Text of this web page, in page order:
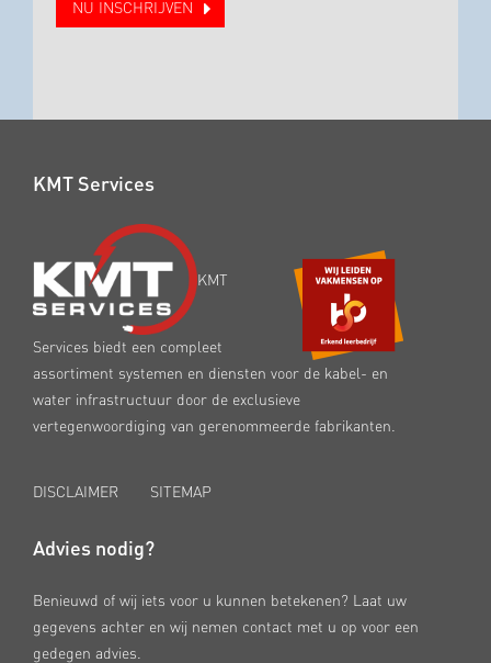
NU INSCHRIJVEN
KMT Services
KMT
Services biedt een compleet
assortiment systemen en diensten voor de kabel- en
water infrastructuur door de exclusieve
vertegenwoordiging van gerenommeerde fabrikanten.
DISCLAIMER SITEMAP
Advies nodig?
Benieuwd of wij iets voor u kunnen betekenen? Laat uw
gegevens achter en wij nemen contact met u op voor een
gedegen advies.